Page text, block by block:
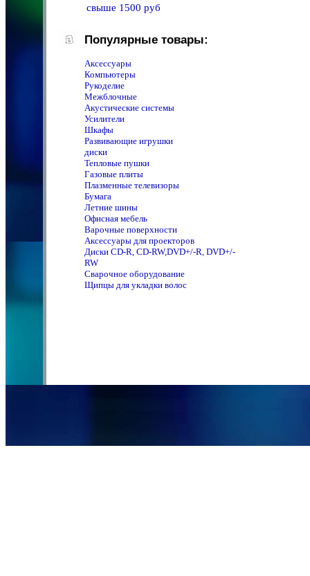
свыше 1500 руб
Популярные товары:
Аксессуары
Компьютеры
Рукоделие
Межблочные
Акустические системы
Усилители
Шкафы
Развивающие игрушки
диски
Тепловые пушки
Газовые плиты
Плазменные телевизоры
Бумага
Летние шины
Офисная мебель
Варочные поверхности
Аксессуары для проекторов
Диски CD-R, CD-RW,DVD+/-R, DVD+/-
RW
Сварочное оборудование
Щипцы для укладки волос